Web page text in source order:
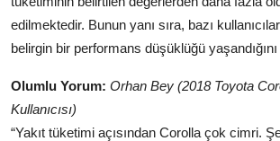
edilmektedir. Bunun yanı sıra, bazı kullanıcılar
belirgin bir performans düşüklüğü
Olumlu Yorum: Orhan Bey (2018 Toyota
Kullanıcısı)
“Yakıt tüketimi açısından Corolla çok cimri.